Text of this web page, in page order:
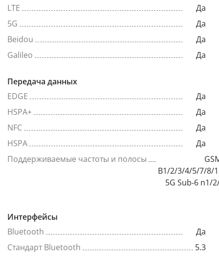
LTE
Да
5G
Да
Beidou
Да
Galileo
Да
Передача данных
EDGE
Да
HSPA+
Да
NFC
Да
HSPA
Да
Поддерживаемые частоты и полосы
B1/2/3/4/5/7/8/
5G Sub-6 n1/
Интерфейсы
Bluetooth
Да
Стандарт Bluetooth
5.3